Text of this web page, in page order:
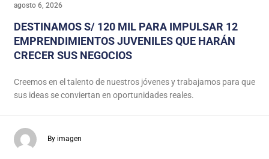
agosto 6, 2026
DESTINAMOS S/ 120 MIL PARA IMPULSAR 12
EMPRENDIMIENTOS JUVENILES QUE HARÁN
CRECER SUS NEGOCIOS
Creemos en el talento de nuestros jóvenes y trabajamos para que
sus ideas se conviertan en oportunidades reales.
By imagen